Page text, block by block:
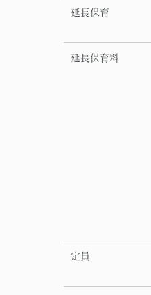
延長保育
延長保育料
定員